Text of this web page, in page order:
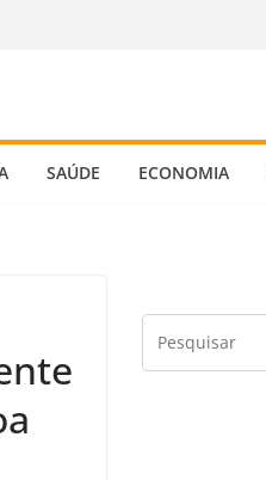
SAÚDE ECONOMIA